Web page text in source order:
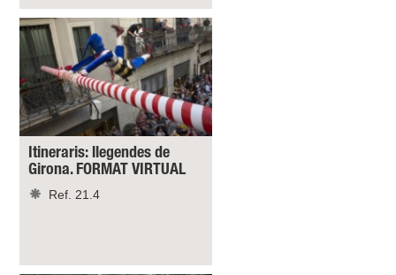
Itineraris: llegendes de
Girona. FORMAT VIRTUAL
Ref. 21.4